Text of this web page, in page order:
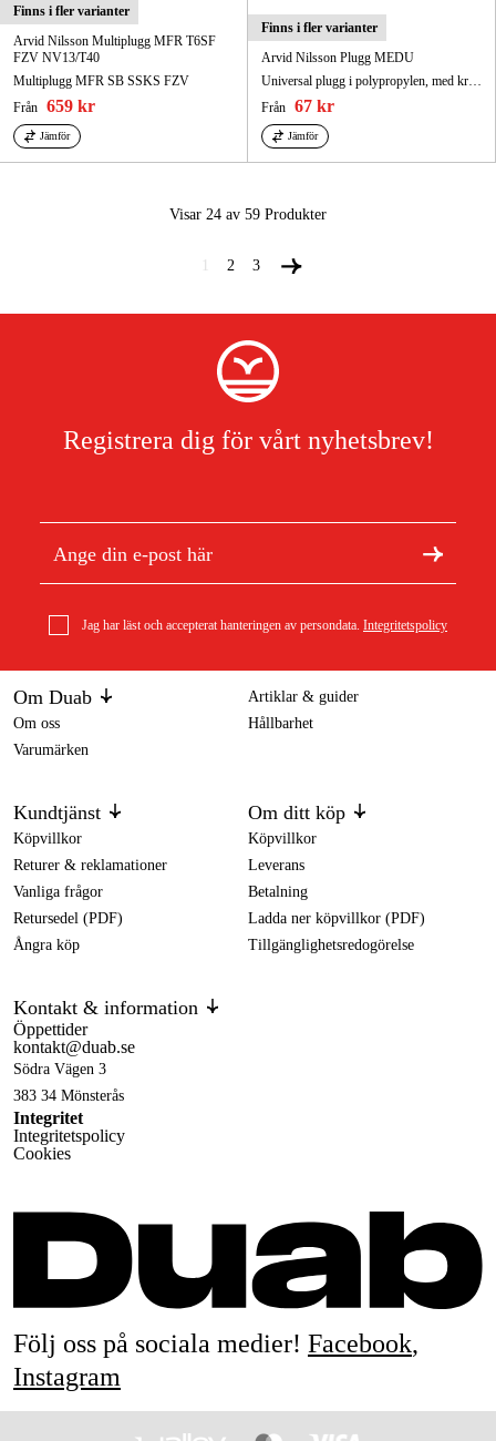
Finns i fler varianter
Arvid Nilsson Multiplugg MFR T6SF
FZV NV13/T40
Multiplugg MFR SB SSKS FZV
Från 659 kr
Jämför
Finns i fler varianter
Arvid Nilsson Plugg MEDU
Från 67 kr
Jämför
Visar 24 av 59 Produkter
2 3
Registrera dig för vårt nyhetsbrev!
Jag har läst och accepterat hanteringen av persondata. Integritetspolicy
Om Duab
Om oss
Varumärken
Artiklar & guider
Hållbarhet
Kundtjänst
Köpvillkor
Returer & reklamationer
Vanliga frågor
Retursedel (PDF)
Ångra köp
Om ditt köp
Köpvillkor
Leverans
Betalning
Ladda ner köpvillkor (PDF)
Tillgänglighetsredogörelse
Kontakt & information
Öppettider
kontakt@duab.se
Södra Vägen 3
383 34 Mönsterås
Integritet
Integritetspolicy
Cookies
Följ oss på sociala medier! Facebook,
Instagram